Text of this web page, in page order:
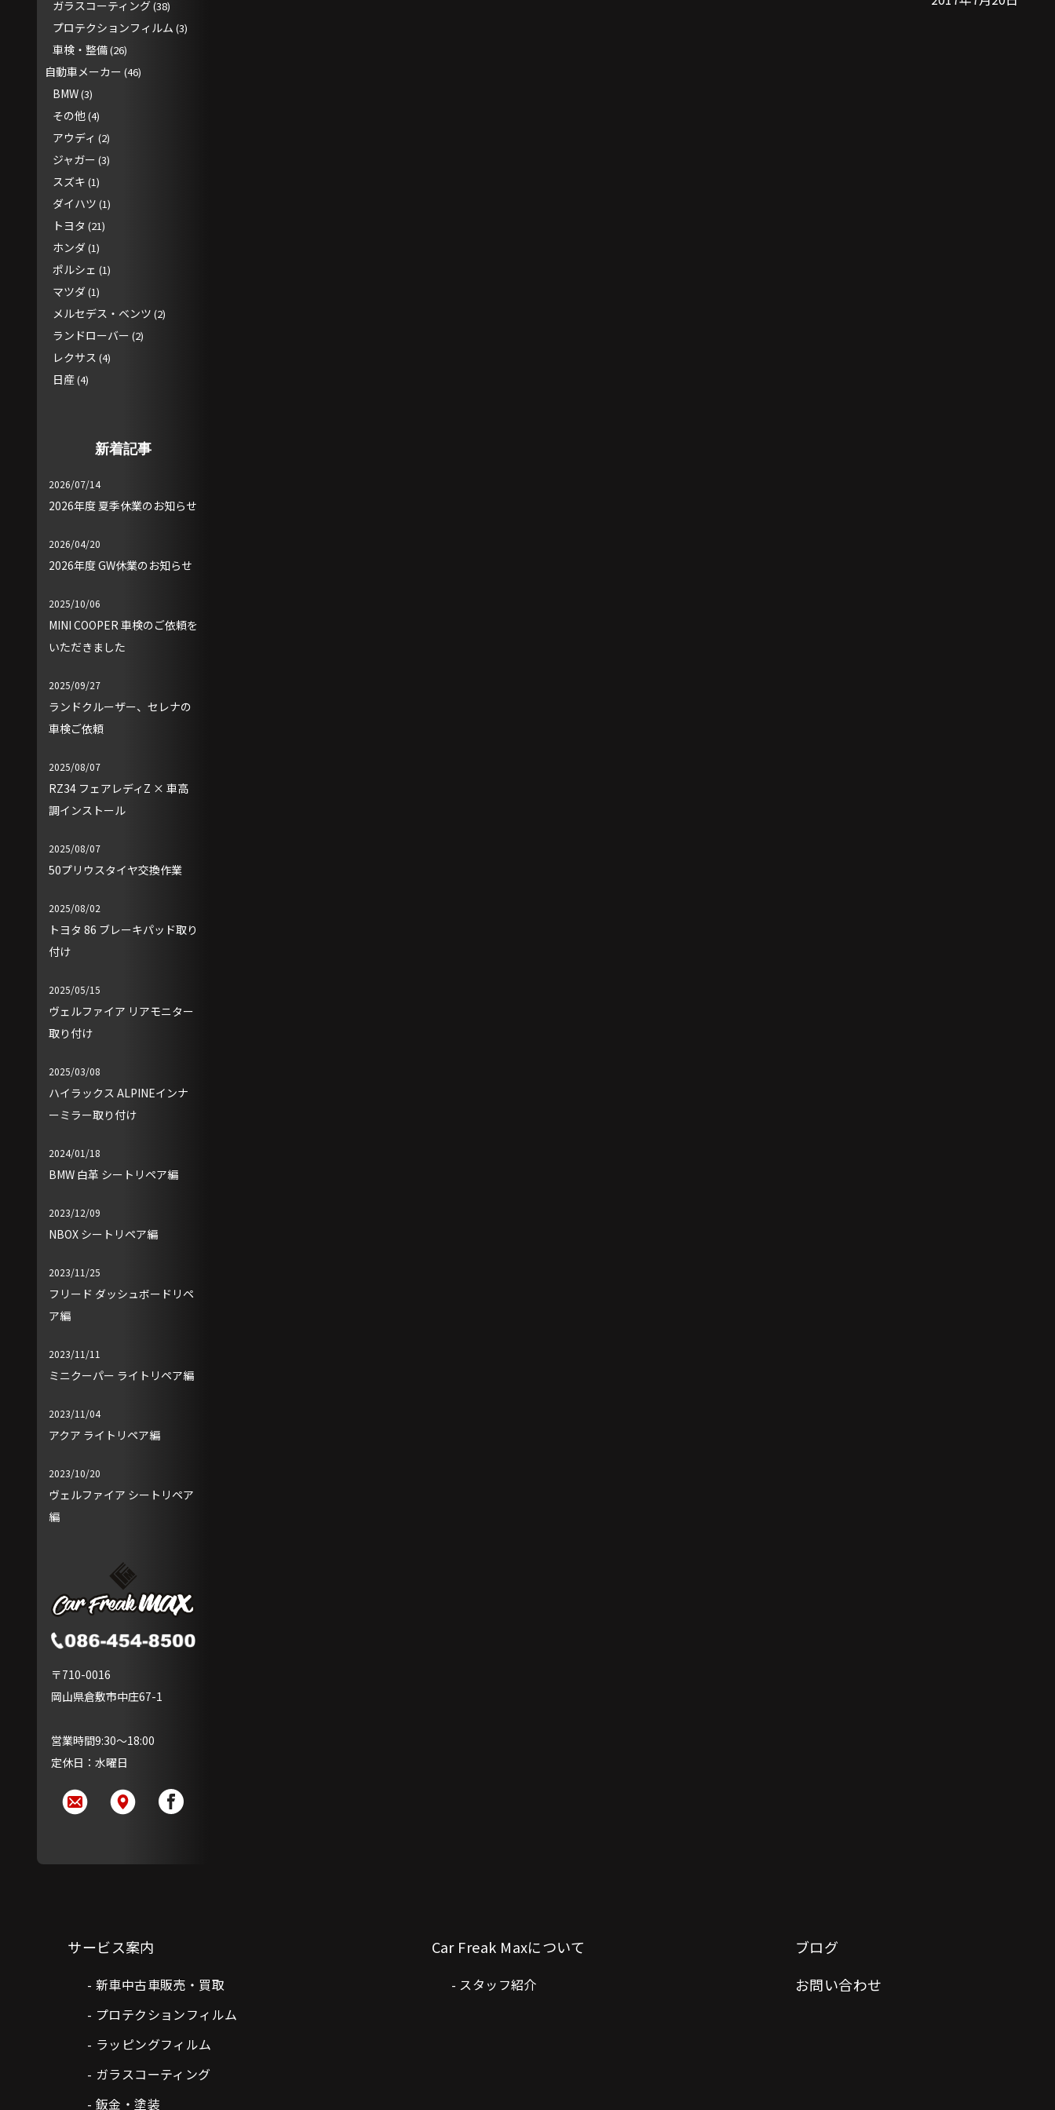
ガラスコーティング(38)
プロテクションフィルム (3)
車検・整備(26)
自動車メーカー (46)
BMW(3)
その他(4)
アウディ (2)
ジャガー (3)
スズキ (1)
ダイハツ (1)
トヨタ (21)
ホンダ (1)
ポルシェ (1)
マツダ (1)
メルセデス・ベンツ (2)
ランドローバー (2)
レクサス (4)
日産(4)
新着記事
2026/07/14
2026年度 夏季休業のお知らせ
2026/04/20
2026年度 GW休業のお知らせ
2025/10/06
MINI COOPER 車検のご依頼を
いただきました
2025/09/27
ランドクルーザー、セレナの
車検ご依頼
2025/08/07
RZ34 フェアレディZ × 車高
調インストール
2025/08/07
50プリウスタイヤ交換作業
2025/08/02
トヨタ 86 ブレーキパッド取り
付け
2025/05/15
ヴェルファイア リアモニター
取り付け
2025/03/08
ハイラックス ALPINEインナ
ーミラー取り付け
2024/01/18
BMW 白革 シートリペア編
2023/12/09
NBOX シートリペア編
2023/11/25
フリード ダッシュボードリペ
ア編
2023/11/11
ミニクーパー ライトリペア編
2023/11/04
アクア ライトリペア編
2023/10/20
ヴェルファイア シートリペア
編
〒710-0016
岡山県倉敷市中庄67-1
営業時間9:30～18:00
定休日：水曜日
サービス案内
新車中古車販売・買取
プロテクションフィルム
ラッピングフィルム
ガラスコーティング
鈑金・塗装
Car Freak Maxについて
スタッフ紹介
ブログ
お問い合わせ